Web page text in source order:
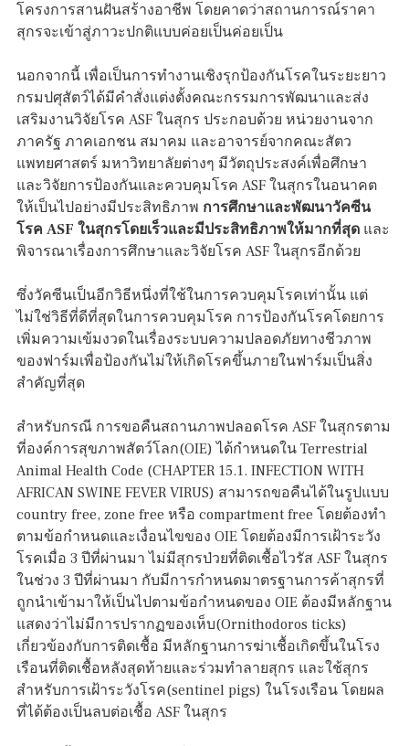
โครงการสานฝันสร้างอาชีพ โดยคาดว่าสถานการณ์ราคา
สุกรจะเข้าสู่ภาวะปกติแบบค่อยเป็นค่อยเป็น
นอกจากนี้ เพื่อเป็นการทำงานเชิงรุกป้องกันโรคในระยะยาว
กรมปศุสัตว์ได้มีคำสั่งแต่งตั้งคณะกรรมการพัฒนาและส่ง
เสริมงานวิจัยโรค ASF ในสุกร ประกอบด้วย หน่วยงานจาก
ภาครัฐ ภาคเอกชน สมาคม และอาจารย์จากคณะสัตว
แพทยศาสตร์ มหาวิทยาลัยต่างๆ มีวัตถุประสงค์เพื่อศึกษา
และวิจัยการป้องกันและควบคุมโรค ASF ในสุกรในอนาคต
ให้เป็นไปอย่างมีประสิทธิภาพ การศึกษาและพัฒนาวัคซีน
โรค ASF ในสุกรโดยเร็วและมีประสิทธิภาพให้มากที่สุด และ
พิจารณาเรื่องการศึกษาและวิจัยโรค ASF ในสุกรอีกด้วย
ซึ่งวัคซีนเป็นอีกวิธีหนึ่งที่ใช้ในการควบคุมโรคเท่านั้น แต่
ไม่ใช่วิธีที่ดีที่สุดในการควบคุมโรค การป้องกันโรคโดยการ
เพิ่มความเข้มงวดในเรื่องระบบความปลอดภัยทางชีวภาพ
ของฟาร์มเพื่อป้องกันไม่ให้เกิดโรคขึ้นภายในฟาร์มเป็นสิ่ง
สำคัญที่สุด
สำหรับกรณี การขอคืนสถานภาพปลอดโรค ASF ในสุกรตาม
ที่องค์การสุขภาพสัตว์โลก(OIE) ได้กำหนดใน Terrestrial
Animal Health Code (CHAPTER 15.1. INFECTION WITH
AFRICAN SWINE FEVER VIRUS) สามารถขอคืนได้ในรูปแบบ
country free, zone free หรือ compartment free โดยต้องทำ
ตามข้อกำหนดและเงื่อนไขของ OIE โดยต้องมีการเฝ้าระวัง
โรคเมื่อ 3 ปีที่ผ่านมา ไม่มีสุกรป่วยที่ติดเชื้อไวรัส ASF ในสุกร
ในช่วง 3 ปีที่ผ่านมา กับมีการกำหนดมาตรฐานการค้าสุกรที่
ถูกนำเข้ามาให้เป็นไปตามข้อกำหนดของ OIE ต้องมีหลักฐาน
แสดงว่าไม่มีการปรากฏของเห็บ(Ornithodoros ticks)
เกี่ยวข้องกับการติดเชื้อ มีหลักฐานการฆ่าเชื้อเกิดขึ้นในโรง
เรือนที่ติดเชื้อหลังสุดท้ายและร่วมทำลายสุกร และใช้สุกร
สำหรับการเฝ้าระวังโรค(sentinel pigs) ในโรงเรือน โดยผล
ที่ได้ต้องเป็นลบต่อเชื้อ ASF ในสุกร